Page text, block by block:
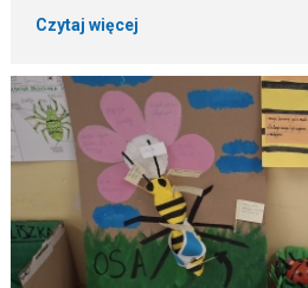
Czytaj więcej